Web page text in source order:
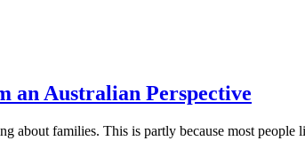
an Australian Perspective
about families. This is partly because most